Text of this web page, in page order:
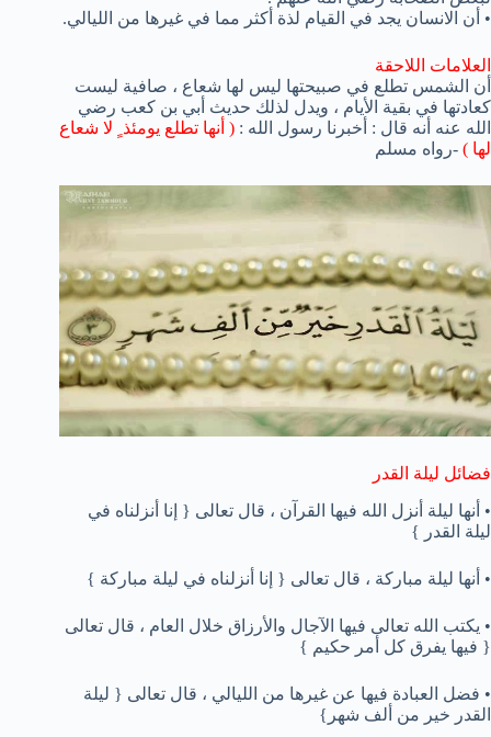
• أن الانسان يجد في القيام لذة أكثر مما في غيرها من الليالي.
العلامات اللاحقة
أن الشمس تطلع في صبيحتها ليس لها شعاع ، صافية ليست
كعادتها في بقية الأيام ، ويدل لذلك حديث أبي بن كعب رضي
الله عنه أنه قال : أخبرنا رسول الله : ( أنها تطلع يومئذ ٍ لا شعاع
لها ) -رواه مسلم
فضائل ليلة القدر
• أنها ليلة أنزل الله فيها القرآن ، قال تعالى { إنا أنزلناه في
ليلة القدر }
• أنها ليلة مباركة ، قال تعالى { إنا أنزلناه في ليلة مباركة }
• يكتب الله تعالى فيها الآجال والأرزاق خلال العام ، قال تعالى
{ فيها يفرق كل أمر حكيم }
• فضل العبادة فيها عن غيرها من الليالي ، قال تعالى { ليلة
القدر خير من ألف شهر}